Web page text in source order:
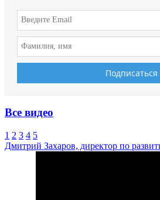
Все видео
1 2 3 4 5
Дмитрий Захаров, директор по